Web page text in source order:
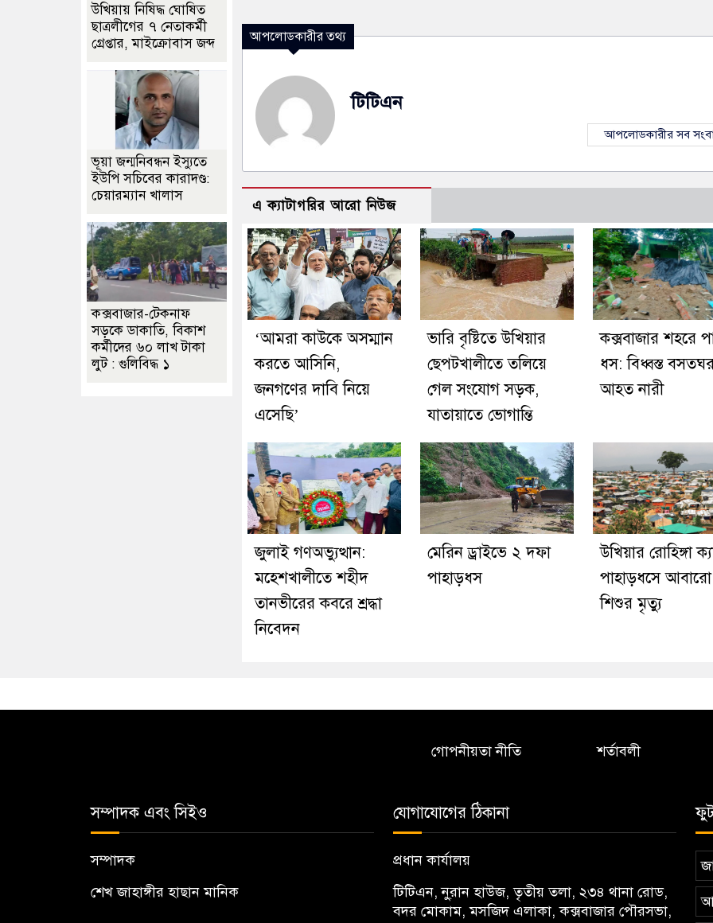
আপলোডকারীর তথ্য
টিটিএন
আপলোডকারীর সব
এ ক্যাটাগরির আরো নিউজ
‘আমরা কাউকে অসম্মান
করতে আসিনি,
জনগণের দাবি নিয়ে
এসেছি’
ভারি বৃষ্টিতে উখিয়ার
ছেপটখালীতে তলিয়ে
গেল সংযোগ সড়ক,
যাতায়াতে ভোগান্তি
কক্সবাজার শহরে
ধস: বিধ্বস্ত
আহত নারী
জুলাই গণঅভ্যুত্থান:
মহেশখালীতে শহীদ
তানভীরের কবরে শ্রদ্ধা
নিবেদন
মেরিন ড্রাইভে ২ দফা
পাহাড়ধস
উখিয়ার রোহিঙ্গা
পাহাড়ধসে
শিশুর মৃত্যু
উখিয়ায় নিষিদ্ধ ঘোষিত
ছাত্রলীগের ৭ নেতাকর্মী
গ্রেপ্তার, মাইক্রোবাস জব্দ
ভূয়া জন্মনিবন্ধন ইস্যুতে
ইউপি সচিবের কারাদণ্ড:
চেয়ারম্যান খালাস
কক্সবাজার-টেকনাফ
সড়কে ডাকাতি, বিকাশ
কর্মীদের ৬০ লাখ টাকা
লুট : গুলিবিদ্ধ ১
গোপনীয়তা নীতি শর্তাবলী
সম্পাদক এবং সিইও
সম্পাদক
শেখ জাহাঙ্গীর হাছান মানিক
যোগাযোগের ঠিকানা
প্রধান কার্যালয়
টিটিএন, নু্রান হাউজ, তৃতীয় তলা, ২৩৪ থানা রোড,
বদর মোকাম, মসজিদ এলাকা, কক্সবাজার পৌরসভা,